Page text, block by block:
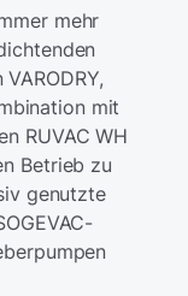
mehr
mit
RUVAC WH
Betrieb zu
genutzte